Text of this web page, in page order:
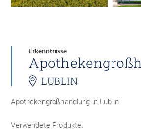
Erkenntnisse
LUBLIN
Apothekengroßhandlung in Lublin
Verwendete Produkte: